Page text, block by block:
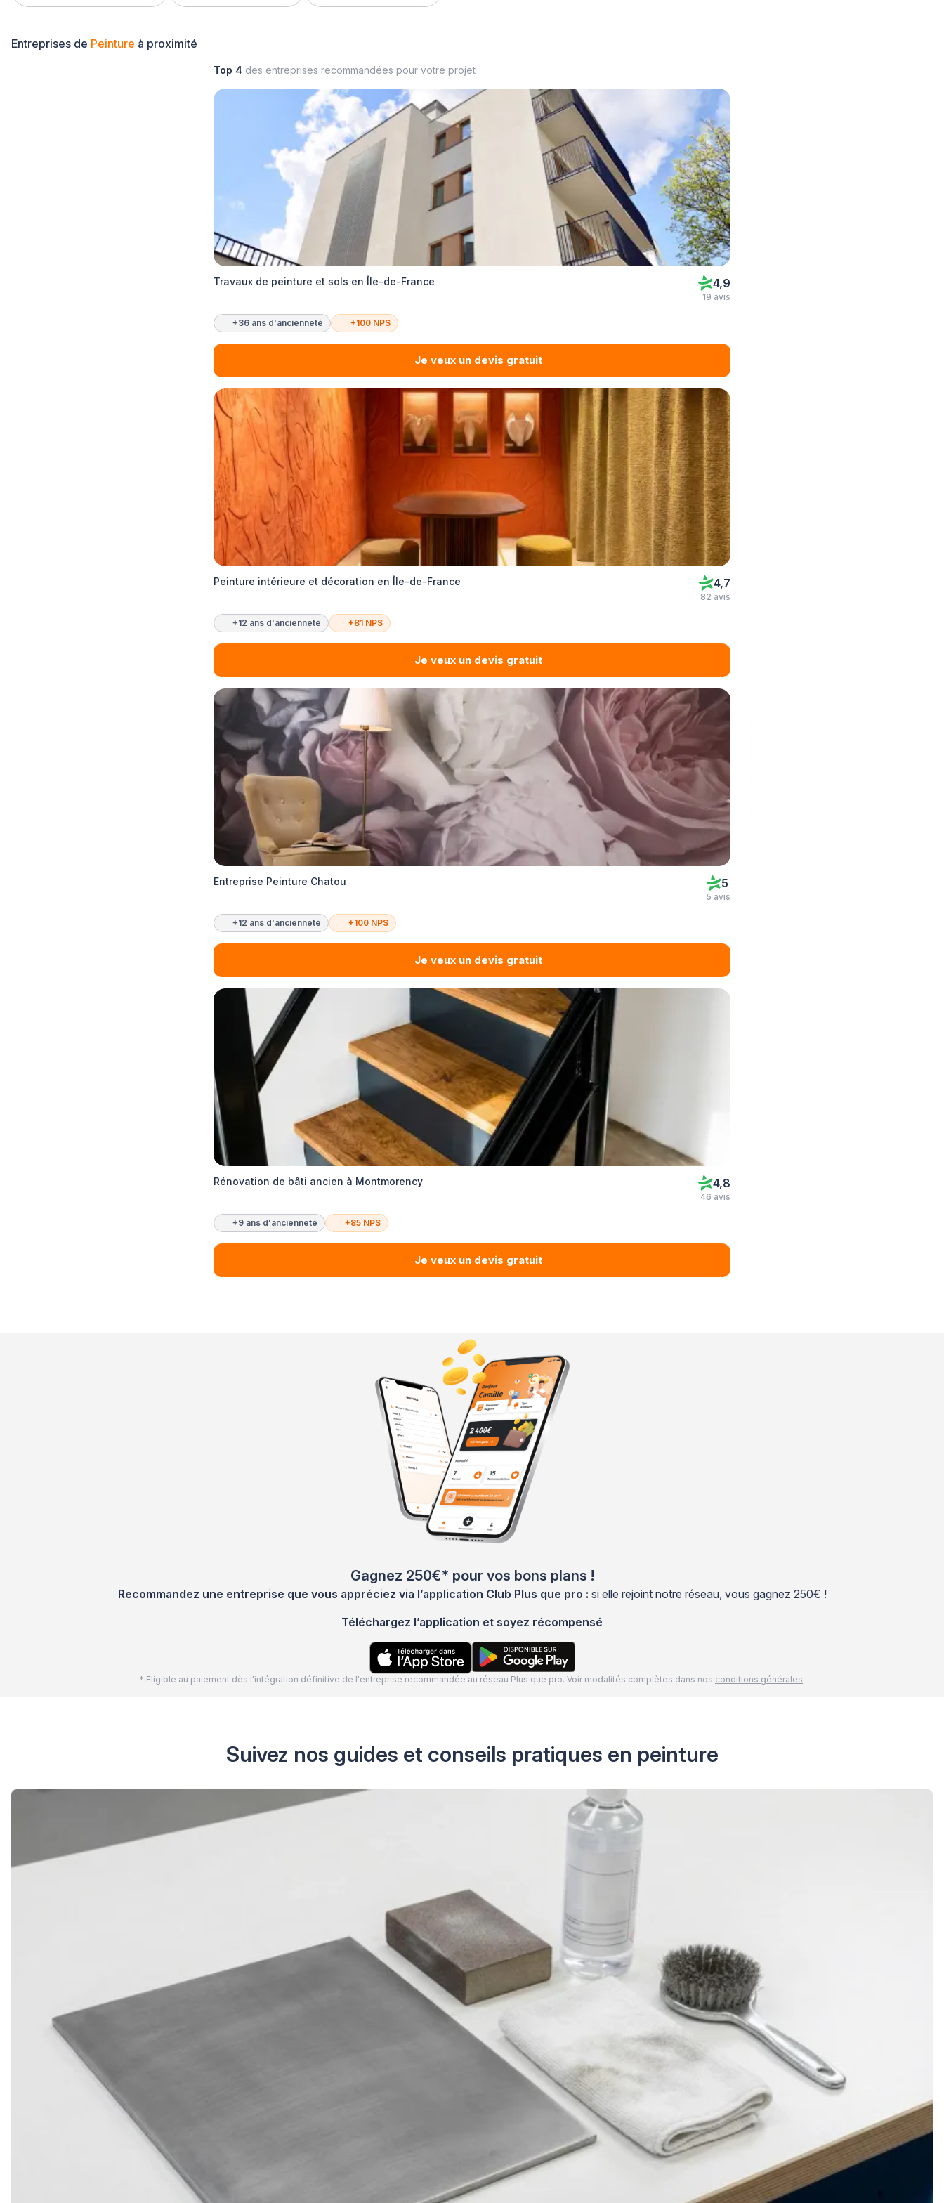
Entreprises de Peinture à proximité
Top 4 des entreprises recommandées pour votre projet
Travaux de peinture et sols en Île-de-France 4,9
19 avis
+36 ans d'ancienneté +100 NPS
Je veux un devis gratuit
Peinture intérieure et décoration en Île-de-France 4,7
82 avis
+12 ans d'ancienneté +81 NPS
Je veux un devis gratuit
Entreprise Peinture Chatou 5
5 avis
+12 ans d'ancienneté +100 NPS
Je veux un devis gratuit
Rénovation de bâti ancien à Montmorency 4,8
46 avis
+9 ans d'ancienneté +85 NPS
Je veux un devis gratuit
Gagnez 250€* pour vos bons plans !
Recommandez une entreprise que vous appréciez via l’application Club Plus que pro : si elle rejoint notre réseau, vous gagnez 250€ !
Téléchargez l’application et soyez récompensé
* Eligible au paiement dès l'intégration définitive de l'entreprise recommandée au réseau Plus que pro. Voir modalités complètes dans nos conditions générales.
Suivez nos guides et conseils pratiques en peinture